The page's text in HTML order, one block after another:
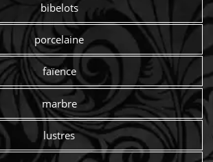
bibelots
porcelaine
faïence
marbre
lustres